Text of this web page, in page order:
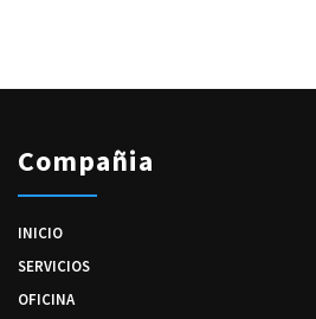
Compañia
INICIO
SERVICIOS
OFICINA